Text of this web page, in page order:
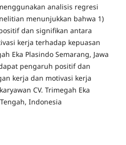
analisis regresi
menunjukkan bahwa 1)
dan signifikan antara
kerja terhadap kepuasan
Eka Plasindo Semarang, Jawa
pengaruh positif dan
kerja dan motivasi kerja
CV. Trimegah Eka
Indonesia